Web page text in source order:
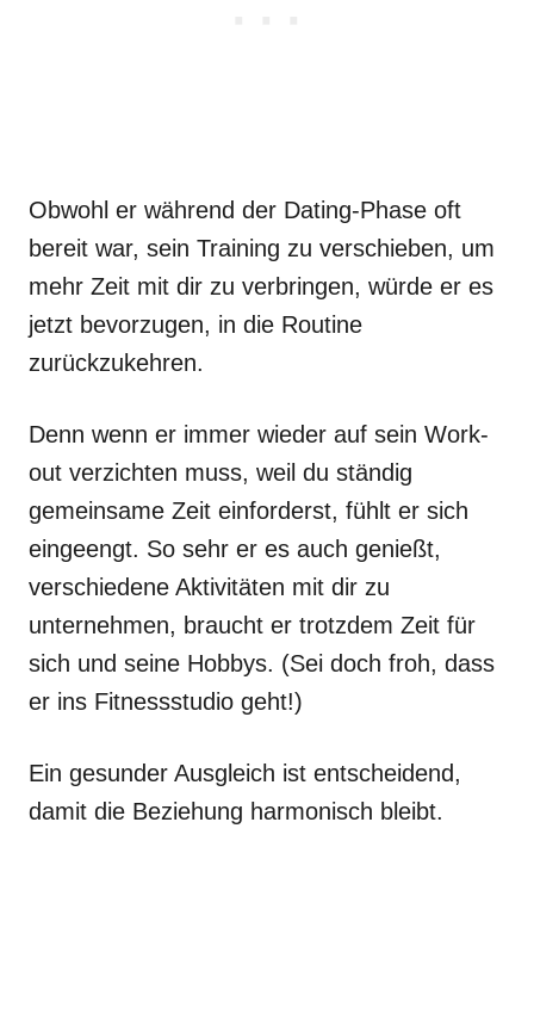
Obwohl er während der Dating-Phase oft
bereit war, sein Training zu verschieben, um
mehr Zeit mit dir zu verbringen, würde er es
jetzt bevorzugen, in die Routine
zurückzukehren.
Denn wenn er immer wieder auf sein Work-
out verzichten muss, weil du ständig
gemeinsame Zeit einforderst, fühlt er sich
eingeengt. So sehr er es auch genießt,
verschiedene Aktivitäten mit dir zu
unternehmen, braucht er trotzdem Zeit für
sich und seine Hobbys. (Sei doch froh, dass
er ins Fitnessstudio geht!)
Ein gesunder Ausgleich ist entscheidend,
damit die Beziehung harmonisch bleibt.